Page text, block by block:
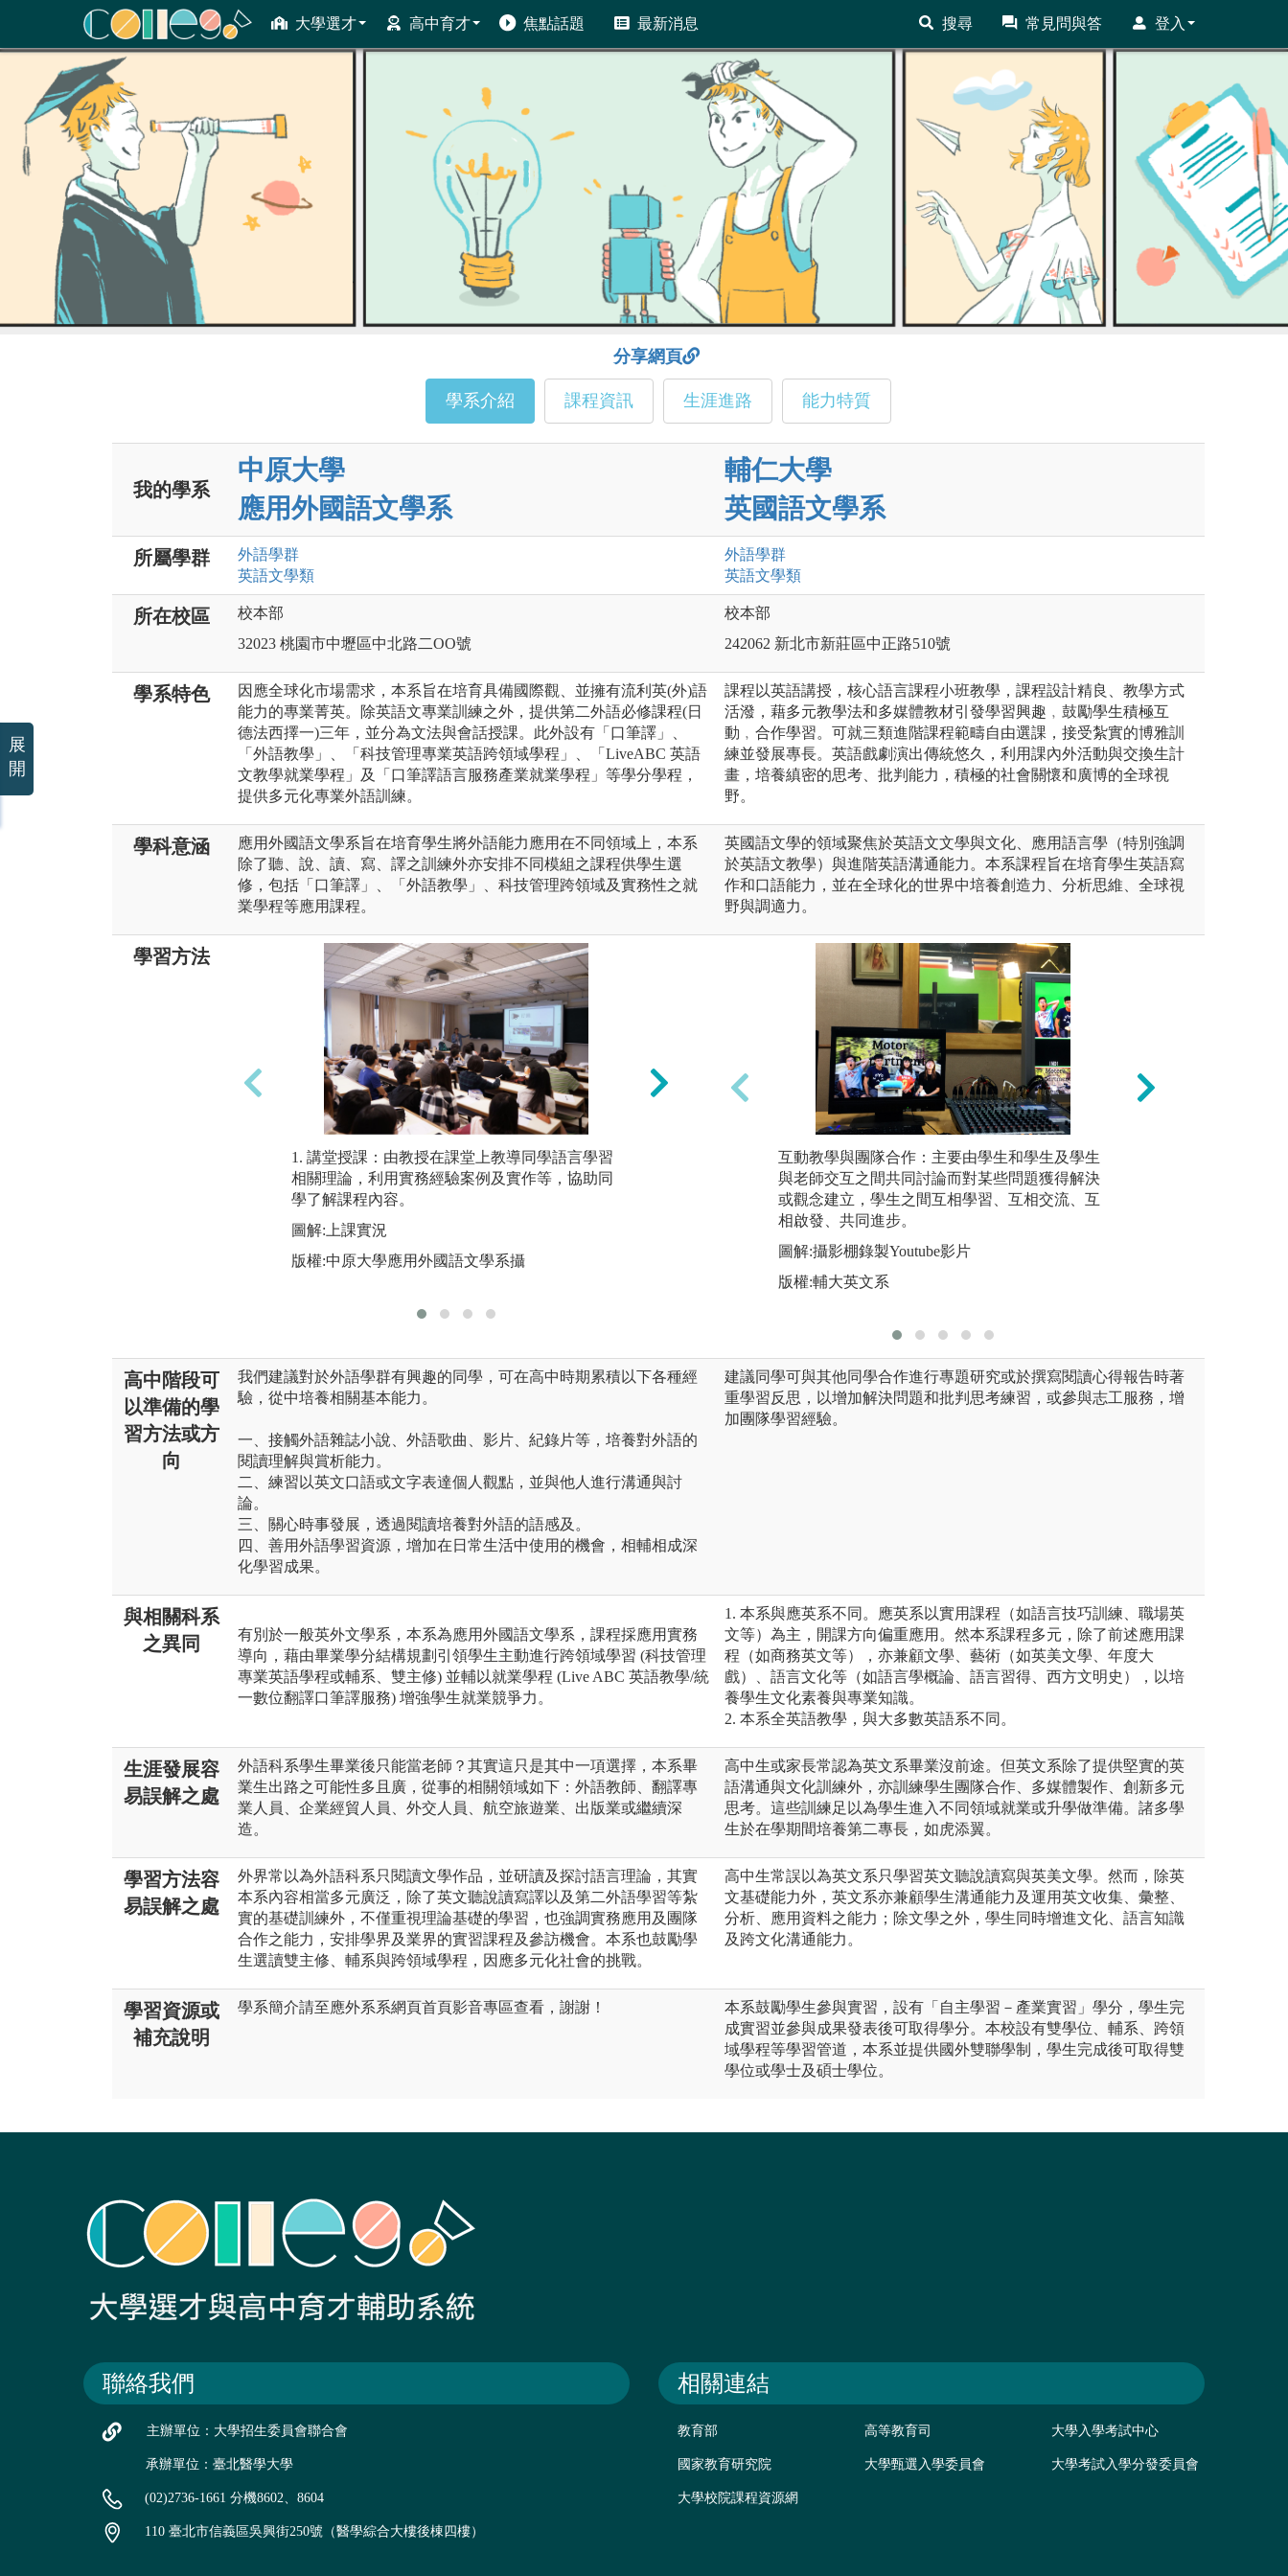
大學選才 高中育才 焦點話題 最新消息 搜尋 常見問與答 登入
ColleGo! 大學選才與高中育才輔助系統
分享網頁
學系介紹 課程資訊 生涯進路 能力特質
我的學系
中原大學
應用外國語文學系
輔仁大學
英國語文學系
所屬學群 外語學群
英語文學類
外語學群
英語文學類
所在校區
校本部
32023 桃園市中壢區中北路二OO號
校本部
242062 新北市新莊區中正路510號
學系特色
因應全球化市場需求，本系旨在培育具備國際觀、並擁有流利英(外)語
能力的專業菁英。除英語文專業訓練之外，提供第二外語必修課程(日
德法西擇一)三年，並分為文法與會話授課。此外設有「口筆譯」、
「外語教學」、「科技管理專業英語跨領域學程」、「LiveABC 英語
文教學就業學程」及「口筆譯語言服務產業就業學程」等學分學程，
提供多元化專業外語訓練。
課程以英語講授，核心語言課程小班教學，課程設計精良、教學方式
活潑，藉多元教學法和多媒體教材引發學習興趣﹐鼓勵學生積極互
動﹐合作學習。可就三類進階課程範疇自由選課，接受紮實的博雅訓
練並發展專長。英語戲劇演出傳統悠久，利用課內外活動與交換生計
畫，培養縝密的思考、批判能力，積極的社會關懷和廣博的全球視
野。
學科意涵
應用外國語文學系旨在培育學生將外語能力應用在不同領域上，本系
除了聽、說、讀、寫、譯之訓練外亦安排不同模組之課程供學生選
修，包括「口筆譯」、「外語教學」、科技管理跨領域及實務性之就
業學程等應用課程。
英國語文學的領域聚焦於英語文文學與文化、應用語言學（特別強調
於英語文教學）與進階英語溝通能力。本系課程旨在培育學生英語寫
作和口語能力，並在全球化的世界中培養創造力、分析思維、全球視
野與調適力。
學習方法
1. 講堂授課：由教授在課堂上教導同學語言學習
相關理論，利用實務經驗案例及實作等，協助同
學了解課程內容。
圖解:上課實況
版權:中原大學應用外國語文學系攝
2.團隊學習：語言學習之課程設計讓同學有機會
有多次的分組合作及上台報告機會，進而學習與
人合作的模式。
圖解:上課報告實況
版權:中原大學應用外國語文學系攝
互動教學與團隊合作：主要由學生和學生及學生
與老師交互之間共同討論而對某些問題獲得解決
或觀念建立，學生之間互相學習、互相交流、互
相啟發、共同進步。
圖解:攝影棚錄製Youtube影片
版權:輔大英文系
高中階段可
以準備的學
習方法或方
向
我們建議對於外語學群有興趣的同學，可在高中時期累積以下各種經
驗，從中培養相關基本能力。
一、接觸外語雜誌小說、外語歌曲、影片、紀錄片等，培養對外語的
閱讀理解與賞析能力。
二、練習以英文口語或文字表達個人觀點，並與他人進行溝通與討
論。
三、關心時事發展，透過閱讀培養對外語的語感及。
四、善用外語學習資源，增加在日常生活中使用的機會，相輔相成深
化學習成果。
建議同學可與其他同學合作進行專題研究或於撰寫閱讀心得報告時著
重學習反思，以增加解決問題和批判思考練習，或參與志工服務，增
加團隊學習經驗。
與相關科系
之異同
有別於一般英外文學系，本系為應用外國語文學系，課程採應用實務
導向，藉由畢業學分結構規劃引領學生主動進行跨領域學習 (科技管理
專業英語學程或輔系、雙主修) 並輔以就業學程 (Live ABC 英語教學/統
一數位翻譯口筆譯服務) 增強學生就業競爭力。
1. 本系與應英系不同。應英系以實用課程（如語言技巧訓練、職場英
文等）為主，開課方向偏重應用。然本系課程多元，除了前述應用課
程（如商務英文等），亦兼顧文學、藝術（如英美文學、年度大
戲）、語言文化等（如語言學概論、語言習得、西方文明史），以培
養學生文化素養與專業知識。
2. 本系全英語教學，與大多數英語系不同。
生涯發展容
易誤解之處
外語科系學生畢業後只能當老師？其實這只是其中一項選擇，本系畢
業生出路之可能性多且廣，從事的相關領域如下：外語教師、翻譯專
業人員、企業經貿人員、外交人員、航空旅遊業、出版業或繼續深
造。
高中生或家長常認為英文系畢業沒前途。但英文系除了提供堅實的英
語溝通與文化訓練外，亦訓練學生團隊合作、多媒體製作、創新多元
思考。這些訓練足以為學生進入不同領域就業或升學做準備。諸多學
生於在學期間培養第二專長，如虎添翼。
學習方法容
易誤解之處
外界常以為外語科系只閱讀文學作品，並研讀及探討語言理論，其實
本系內容相當多元廣泛，除了英文聽說讀寫譯以及第二外語學習等紮
實的基礎訓練外，不僅重視理論基礎的學習，也強調實務應用及團隊
合作之能力，安排學界及業界的實習課程及參訪機會。本系也鼓勵學
生選讀雙主修、輔系與跨領域學程，因應多元化社會的挑戰。
高中生常誤以為英文系只學習英文聽說讀寫與英美文學。然而，除英
文基礎能力外，英文系亦兼顧學生溝通能力及運用英文收集、彙整、
分析、應用資料之能力；除文學之外，學生同時增進文化、語言知識
及跨文化溝通能力。
學習資源或
補充說明
學系簡介請至應外系系網頁首頁影音專區查看，謝謝！
本系鼓勵學生參與實習，設有「自主學習－產業實習」學分，學生完
成實習並參與成果發表後可取得學分。本校設有雙學位、輔系、跨領
域學程等學習管道，本系並提供國外雙聯學制，學生完成後可取得雙
學位或學士及碩士學位。
聯絡我們
主辦單位：大學招生委員會聯合會
承辦單位：臺北醫學大學
(02)2736-1661 分機8602、8604
110 臺北市信義區吳興街250號（醫學綜合大樓後棟四樓）
相關連結
教育部 高等教育司 大學入學考試中心
國家教育研究院 大學甄選入學委員會 大學考試入學分發委員會
大學校院課程資源網
展
開